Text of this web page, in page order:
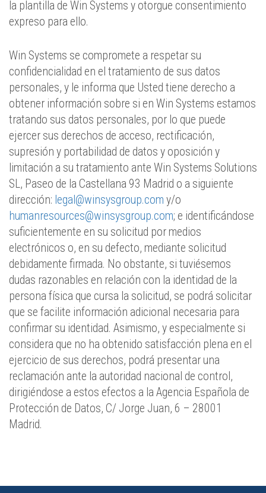
la plantilla de Win Systems y otorgue consentimiento
expreso para ello.
Win Systems se compromete a respetar su
confidencialidad en el tratamiento de sus datos
personales, y le informa que Usted tiene derecho a
obtener información sobre si en Win Systems estamos
tratando sus datos personales, por lo que puede
ejercer sus derechos de acceso, rectificación,
supresión y portabilidad de datos y oposición y
limitación a su tratamiento ante Win Systems Solutions
SL, Paseo de la Castellana 93 Madrid o a siguiente
dirección: legal@winsysgroup.com y/o
humanresources@winsysgroup.com; e identificándose
suficientemente en su solicitud por medios
electrónicos o, en su defecto, mediante solicitud
debidamente firmada. No obstante, si tuviésemos
dudas razonables en relación con la identidad de la
persona física que cursa la solicitud, se podrá solicitar
que se facilite información adicional necesaria para
confirmar su identidad. Asimismo, y especialmente si
considera que no ha obtenido satisfacción plena en el
ejercicio de sus derechos, podrá presentar una
reclamación ante la autoridad nacional de control,
dirigiéndose a estos efectos a la Agencia Española de
Protección de Datos, C/ Jorge Juan, 6 – 28001
Madrid.